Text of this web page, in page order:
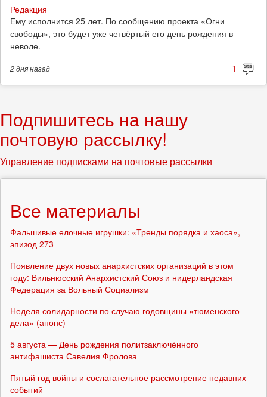
Редакция
Ему исполнится 25 лет. По сообщению проекта «Огни
свободы», это будет уже четвёртый его день рождения в
неволе.
2 дняназад 1
Подпишитесь на нашу
почтовую рассылку!
Управление подписками на почтовые рассылки
Все материалы
Фальшивые елочные игрушки: «Тренды порядка и хаоса»,
эпизод 273
Появление двух новых анархистских организаций в этом
году: Вильнюсский Анархистский Союз и нидерландская
Федерация за Вольный Социализм
Неделя солидарности по случаю годовщины «тюменского
дела» (анонс)
5 августа — День рождения политзаключённого
антифашиста Савелия Фролова
Пятый год войны и сослагательное рассмотрение недавних
событий